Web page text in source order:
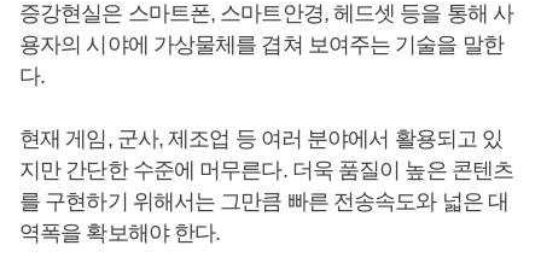
증강현실은 스마트폰, 스마트안경, 헤드셋 등을 통해 사
용자의 시야에 가상물체를 겹쳐 보여주는 기술을 말한
다.
현재 게임, 군사, 제조업 등 여러 분야에서 활용되고 있
지만 간단한 수준에 머무른다. 더욱 품질이 높은 콘텐츠
를 구현하기 위해서는 그만큼 빠른 전송속도와 넓은 대
역폭을 확보해야 한다.